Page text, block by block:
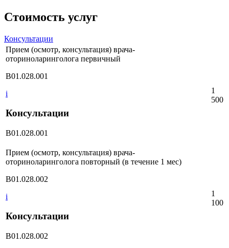
Стоимость услуг
Консультации
Прием (осмотр, консультация) врача-
оториноларинголога первичный
B01.028.001
i
Консультации
B01.028.001
1
500
Прием (осмотр, консультация) врача-
оториноларинголога повторный (в течение 1 мес)
B01.028.002
i
Консультации
B01.028.002
1
100